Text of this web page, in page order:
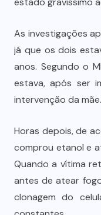
As investigações
já que os dois
anos. Segundo o
estava, após ser
intervenção da mãe.
Horas depois, de
comprou etanol e
Quando a vítima
antes de atear
clonagem do